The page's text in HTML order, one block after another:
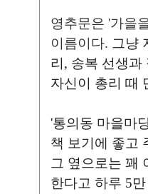
영추문은 '가을
이름이다. 그냥
리, 송복 선생과
자신이 총리 때
'통의동 마을마
책 보기에 좋고
그 옆으로는 꽤
한다고 하루 5